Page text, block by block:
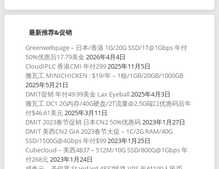
最新推荐&促销
Greenwebpage – 日本/香港 1G/20G SSD/1T@1Gbps 年付
50%优惠后17.79美金 2026年4月4日
CloudIPLC 香港CMI 年付2992025年11月5日
搬瓦工 MINICHICKEN : $19/年 – 1核/1GB/20GB/1000GB
2025年5月21日
DMIT促销 年付49.99美金 Lax Eyeball 2025年4月3日
搬瓦工 DC1 2G内存/40G硬盘/2T流量@2.5G端口优惠码后年
付$46.61美元2025年3月11日
DMIT 2023春节促销 日本CN2 50%优惠码2023年1月27日
DMIT 美西CN2 GIA 2023春节大促 – 1C/2G RAM/40G
SSD/1500G@4Gbps 年付$992023年1月25日
Cubecloud – 美西4837 – 512M/10G SSD/800G@1Gbps 年
付268元2023年1月24日